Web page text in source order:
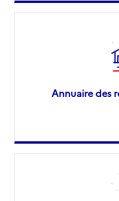
Annuaire des